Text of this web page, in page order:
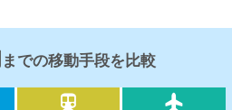
までの移動手段を比較